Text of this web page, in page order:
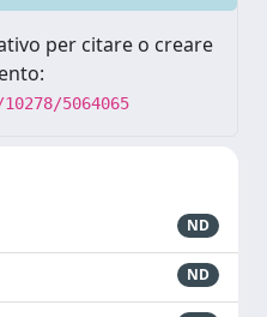
per citare o creare
5064065
ND
ND